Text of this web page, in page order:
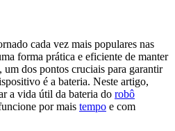
cada vez mais populares nas
forma prática e eficiente de manter
dos pontos cruciais para garantir
é a bateria. Neste artigo,
a vida útil da bateria do robô
por mais tempo e com